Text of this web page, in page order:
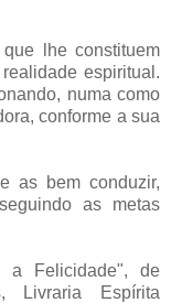
lhe constituem
espiritual.
numa como
conforme a sua
as bem conduzir,
as metas
a Felicidade", de
Livraria Espírita